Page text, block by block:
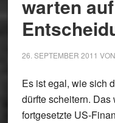
warten
26. SEPTEMBER 2011 VON
Es ist egal, wie sich
dürfte scheitern.
fortgesetzte US-